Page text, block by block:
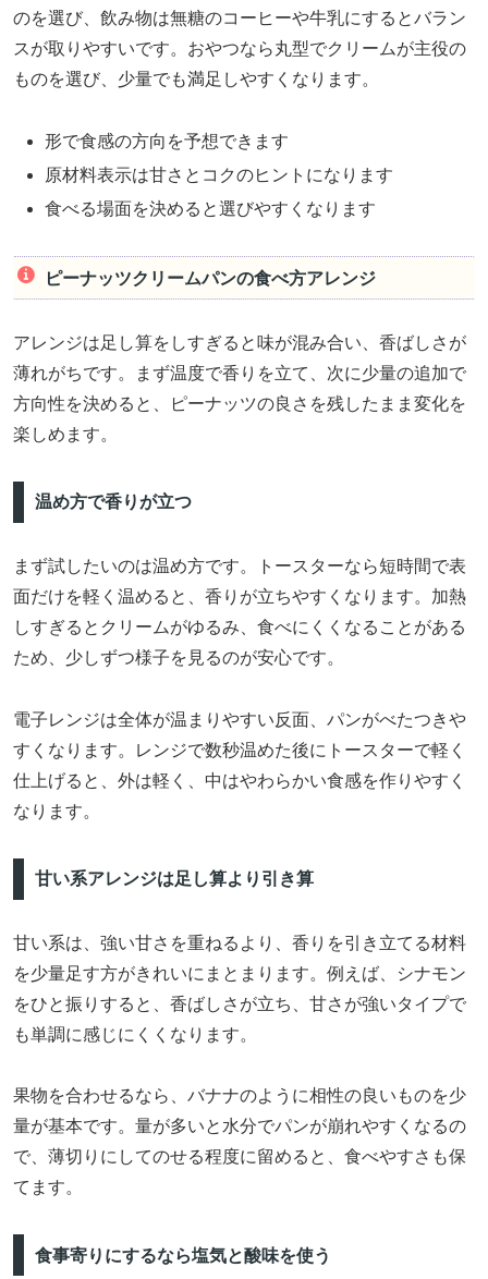
のを選び、飲み物は無糖のコーヒーや牛乳にするとバラン
スが取りやすいです。おやつなら丸型でクリームが主役の
ものを選び、少量でも満足しやすくなります。
形で食感の方向を予想できます
原材料表示は甘さとコクのヒントになります
食べる場面を決めると選びやすくなります
ピーナッツクリームパンの食べ方アレンジ
アレンジは足し算をしすぎると味が混み合い、香ばしさが
薄れがちです。まず温度で香りを立て、次に少量の追加で
方向性を決めると、ピーナッツの良さを残したまま変化を
楽しめます。
温め方で香りが立つ
まず試したいのは温め方です。トースターなら短時間で表
面だけを軽く温めると、香りが立ちやすくなります。加熱
しすぎるとクリームがゆるみ、食べにくくなることがある
ため、少しずつ様子を見るのが安心です。
電子レンジは全体が温まりやすい反面、パンがべたつきや
すくなります。レンジで数秒温めた後にトースターで軽く
仕上げると、外は軽く、中はやわらかい食感を作りやすく
なります。
甘い系アレンジは足し算より引き算
甘い系は、強い甘さを重ねるより、香りを引き立てる材料
を少量足す方がきれいにまとまります。例えば、シナモン
をひと振りすると、香ばしさが立ち、甘さが強いタイプで
も単調に感じにくくなります。
果物を合わせるなら、バナナのように相性の良いものを少
量が基本です。量が多いと水分でパンが崩れやすくなるの
で、薄切りにしてのせる程度に留めると、食べやすさも保
てます。
食事寄りにするなら塩気と酸味を使う